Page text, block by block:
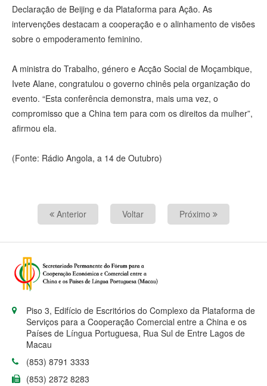
Declaração de Beijing e da Plataforma para Ação. As
intervenções destacam a cooperação e o alinhamento de visões
sobre o empoderamento feminino.
A ministra do Trabalho, género e Acção Social de Moçambique,
Ivete Alane, congratulou o governo chinês pela organização do
evento. “Esta conferência demonstra, mais uma vez, o
compromisso que a China tem para com os direitos da mulher”,
afirmou ela.
(Fonte: Rádio Angola, a 14 de Outubro)
Anterior Voltar Próximo
Piso 3, Edifício de Escritórios do Complexo da Plataforma de
Serviços para a Cooperação Comercial entre a China e os
Países de Língua Portuguesa, Rua Sul de Entre Lagos de
Macau
(853) 8791 3333
(853) 2872 8283